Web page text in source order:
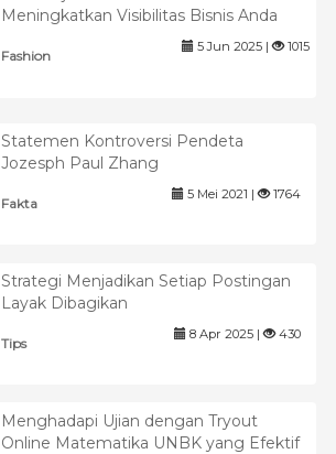
Meningkatkan Visibilitas Bisnis Anda
Fashion
5 Jun 2025 | 1015
Statemen Kontroversi Pendeta
Jozesph Paul Zhang
Fakta
5 Mei 2021 | 1764
Strategi Menjadikan Setiap Postingan
Layak Dibagikan
Tips
8 Apr 2025 | 430
Menghadapi Ujian dengan Tryout
Online Matematika UNBK yang Efektif